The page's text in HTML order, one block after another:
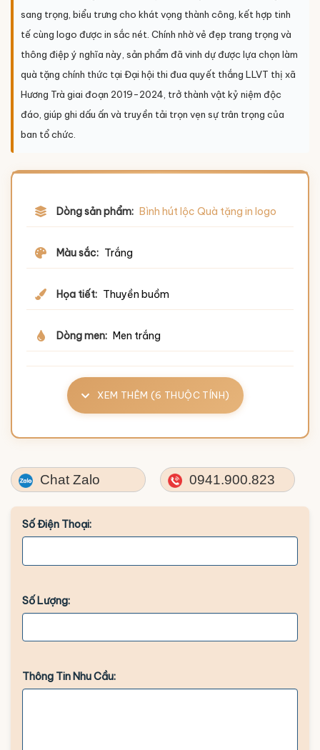
sang trọng, biểu trưng cho khát vọng thành công, kết hợp tinh
tế cùng logo được in sắc nét. Chính nhờ vẻ đẹp trang trọng và
thông điệp ý nghĩa này, sản phẩm đã vinh dự được lựa chọn làm
quà tặng chính thức tại Đại hội thi đua quyết thắng LLVT thị xã
Hương Trà giai đoạn 2019-2024, trở thành vật kỷ niệm độc
đáo, giúp ghi dấu ấn và truyền tải trọn vẹn sự trân trọng của
ban tổ chức.
Dòng sản phẩm: Bình hút lộc Quà tặng in logo
Màu sắc: Trắng
Họa tiết: Thuyền buồm
Dòng men: Men trắng
XEM THÊM (6 THUỘC TÍNH)
Chat Zalo 0941.900.823
Số Điện Thoại:
Số Lượng:
Thông Tin Nhu Cầu: